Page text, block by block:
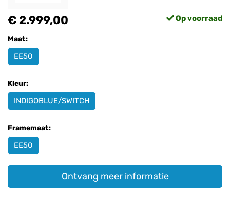
€ 2.999,00 Op voorraad
Maat:
EE50
Kleur:
INDIGOBLUE/SWITCH
Framemaat:
EE50
Ontvang meer informatie